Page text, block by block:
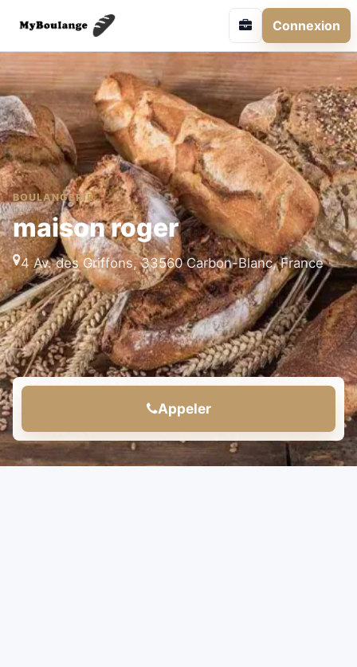
Connexion
BOULANGERIE
maison roger
4 Av. des Griffons, 33560 Carbon-Blanc, France
Appeler